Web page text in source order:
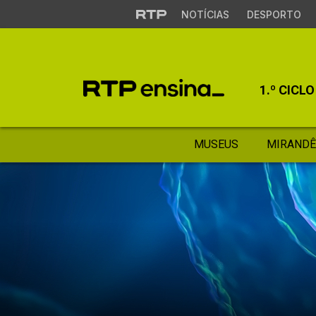
NOTÍCIAS DESPORTO
1.º CICLO
MUSEUS